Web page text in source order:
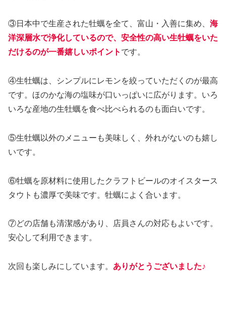
③日本中で生産された牡蠣を全て、富山・入善に集め、 海
洋深層水で浄化しているので、 安全性の高い生牡蠣をいた
だけるのが一番嬉しいポイント です。
④生牡蠣は、シンプルにレモンを絞っていただくのが最高
です。ほのかな海の塩味が口いっぱいに広がります。いろ
いろな産地の生牡蠣を食べ比べられるのも面白いです。
⑤生牡蠣以外のメニューも美味しく、外れがないのも嬉し
いです。
⑥牡蠣を原材料に使用したクラフトビールのオイスタース
タウトも濃厚で美味です。牡蠣によく合います。
⑦どの店舗も清潔感があり、店員さんの対応もよいです。
安心して利用できます。
次回も楽しみにしています。 ありがとうございました♪